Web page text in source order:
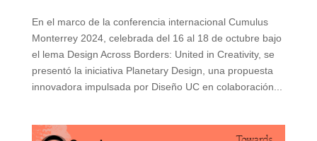
En el marco de la conferencia internacional Cumulus
Monterrey 2024, celebrada del 16 al 18 de octubre bajo
el lema Design Across Borders: United in Creativity, se
presentó la iniciativa Planetary Design, una propuesta
innovadora impulsada por Diseño UC en colaboración...